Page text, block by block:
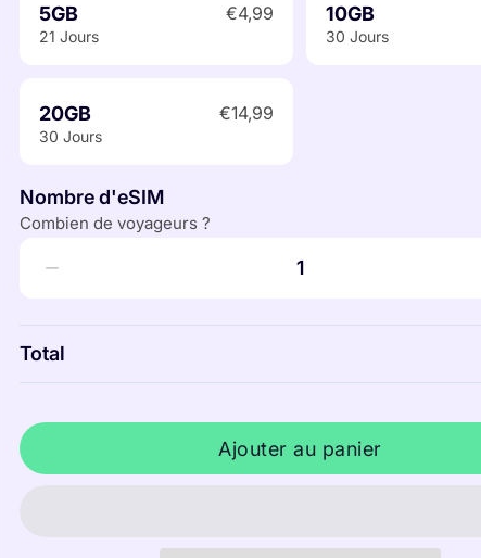
5GB €4,99
21 Jours
10GB
30 Jours
20GB €14,99
30 Jours
Nombre d'eSIM
Combien de voyageurs ?
− 1
Total
Ajouter au panier